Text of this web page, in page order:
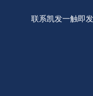
联系凯发一触即发